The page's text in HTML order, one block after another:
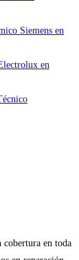
Siemens en
en
cobertura en toda